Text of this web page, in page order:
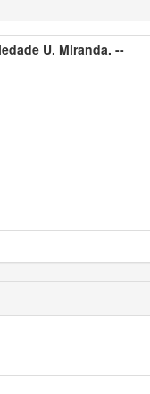
U. Miranda. --